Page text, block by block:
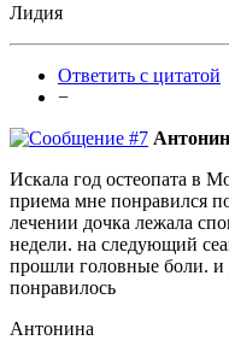
Лидия
Ответить с цитатой
−
Искала год остеопата в
приема мне понравился
лечении дочка лежала
недели. на следующий
прошли головные боли. и
понравилось
Антонина